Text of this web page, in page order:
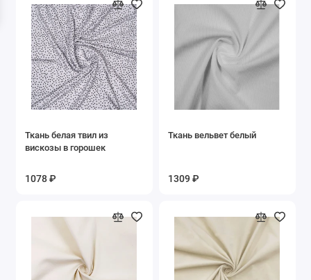
Ткань белая твил из
вискозы в горошек
1078 ₽
Ткань вельвет белый
1309 ₽